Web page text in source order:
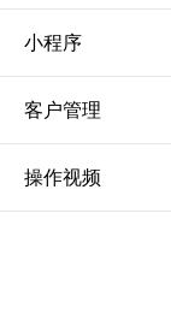
小程序
客户管理
操作视频